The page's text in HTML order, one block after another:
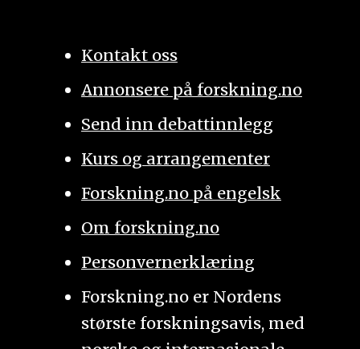
Kontakt oss
Annonsere på forskning.no
Send inn debattinnlegg
Kurs og arrangementer
Forskning.no på engelsk
Om forskning.no
Personvernerklæring
Forskning.no er Nordens
største forskningsavis, med